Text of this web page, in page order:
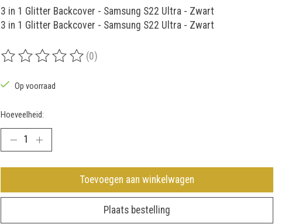
3 in 1 Glitter Backcover - Samsung S22 Ultra - Zwart
3 in 1 Glitter Backcover - Samsung S22 Ultra - Zwart
De beoordeling van dit product is
(0)
Op voorraad
Hoeveelheid:
Toevoegen aan winkelwagen
Plaats bestelling